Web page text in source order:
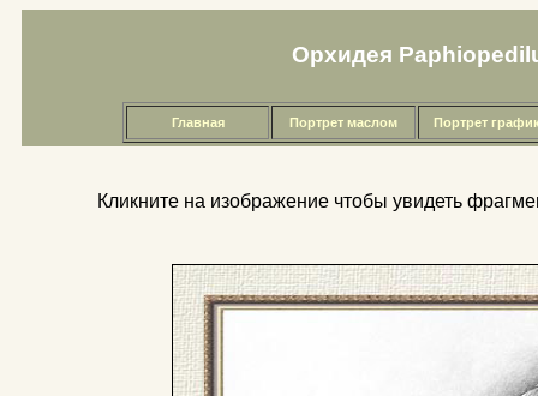
Орхидея
Главная Портрет маслом Портрет
Кликните на изображение чтобы увидеть